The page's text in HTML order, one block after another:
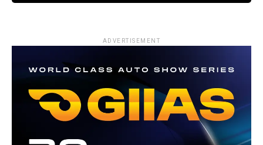
ADVERTISEMENT